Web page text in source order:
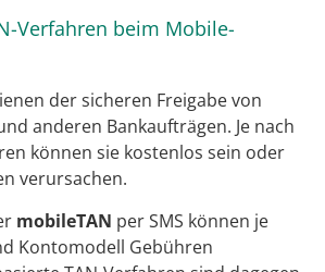
Verfahren beim Mobile-
der sicheren Freigabe von
anderen Bankaufträgen. Je nach
können sie kostenlos sein oder
verursachen.
mobileTAN per SMS können je
Kontomodell Gebühren